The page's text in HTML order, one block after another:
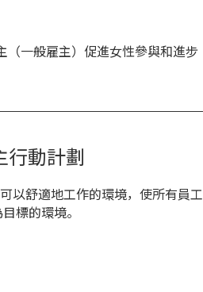
（一般雇主）促進女性參與和進步
動計劃
以舒適地工作的環境，使所有員工
標的環境。